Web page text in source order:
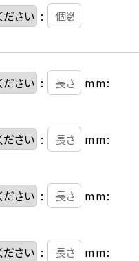
:
: mm:
: mm:
: mm:
: mm: